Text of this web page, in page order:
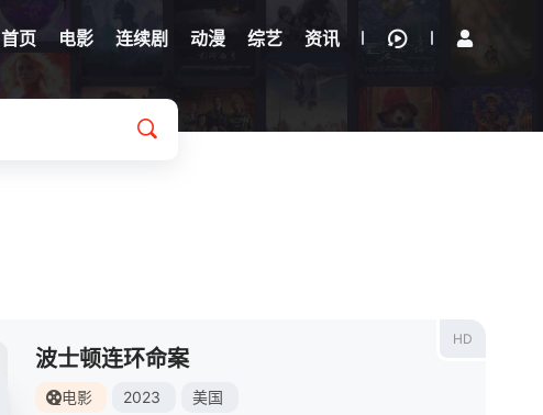
首页 电影 连续剧 动漫 综艺 资讯
HD
波士顿连环命案
电影 2023 美国